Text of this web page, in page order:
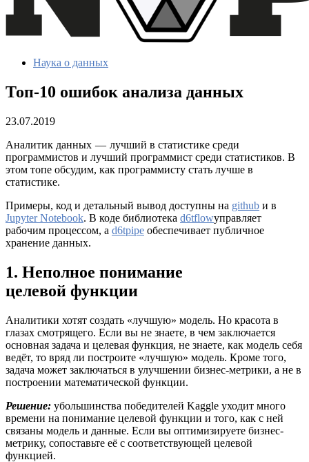
Наука о данных
Топ-10 ошибок анализа данных
23.07.2019
Аналитик данных — лучший в статистике среди
программистов и лучший программист среди статистиков. В
этом топе обсудим, как программисту стать лучше в
статистике.
Примеры, код и детальный вывод доступны на github и в
Jupyter Notebook. В коде библиотека d6tflowуправляет
рабочим процессом, а d6tpipe обеспечивает публичное
хранение данных.
1. Неполное понимание
целевой функции
Аналитики хотят создать «лучшую» модель. Но красота в
глазах смотрящего. Если вы не знаете, в чем заключается
основная задача и целевая функция, не знаете, как модель себя
ведёт, то вряд ли построите «лучшую» модель. Кроме того,
задача может заключаться в улучшении бизнес-метрики, а не в
построении математической функции.
Решение: убольшинства победителей Kaggle уходит много
времени на понимание целевой функции и того, как с ней
связаны модель и данные. Если вы оптимизируете бизнес-
метрику, сопоставьте её с соответствующей целевой
функцией.